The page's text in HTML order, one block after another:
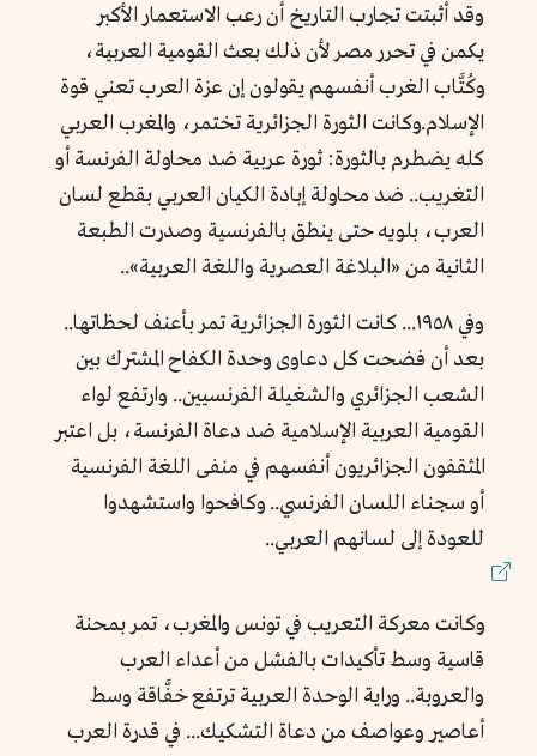
وقد أثبتت تجارب التاريخ أن رعب الاستعمار الأكبر
يكمن في تحرر مصر لأن ذلك بعث القومية العربية،
وكُتَّاب الغرب أنفسهم يقولون إن عزة العرب تعني قوة
الإسلام.وكانت الثورة الجزائرية تختمر، والمغرب العربي
كله يضطرم بالثورة: ثورة عربية ضد محاولة الفرنسة أو
التغريب.. ضد محاولة إبادة الكيان العربي بقطع لسان
العرب، بلويه حتى ينطق بالفرنسية وصدرت الطبعة
الثانية من «البلاغة العصرية واللغة العربية»..
وفي ١٩٥٨... كانت الثورة الجزائرية تمر بأعنف لحظاتها..
بعد أن فضحت كل دعاوى وحدة الكفاح المشترك بين
الشعب الجزائري والشغيلة الفرنسيين.. وارتفع لواء
القومية العربية الإسلامية ضد دعاة الفرنسة، بل اعتبر
المثقفون الجزائريون أنفسهم في منفى اللغة الفرنسية
أو سجناء اللسان الفرنسي.. وكافحوا واستشهدوا
للعودة إلى لسانهم العربي..
وكانت معركة التعريب في تونس والمغرب، تمر بمحنة
قاسية وسط تأكيدات بالفشل من أعداء العرب
والعروبة.. وراية الوحدة العربية ترتفع خفَّاقة وسط
أعاصير وعواصف من دعاة التشكيك... في قدرة العرب